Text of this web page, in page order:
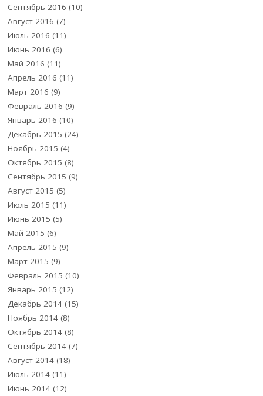
Сентябрь 2016 (10)
Август 2016 (7)
Июль 2016 (11)
Июнь 2016 (6)
Май 2016 (11)
Апрель 2016 (11)
Март 2016 (9)
Февраль 2016 (9)
Январь 2016 (10)
Декабрь 2015 (24)
Ноябрь 2015 (4)
Октябрь 2015 (8)
Сентябрь 2015 (9)
Август 2015 (5)
Июль 2015 (11)
Июнь 2015 (5)
Май 2015 (6)
Апрель 2015 (9)
Март 2015 (9)
Февраль 2015 (10)
Январь 2015 (12)
Декабрь 2014 (15)
Ноябрь 2014 (8)
Октябрь 2014 (8)
Сентябрь 2014 (7)
Август 2014 (18)
Июль 2014 (11)
Июнь 2014 (12)